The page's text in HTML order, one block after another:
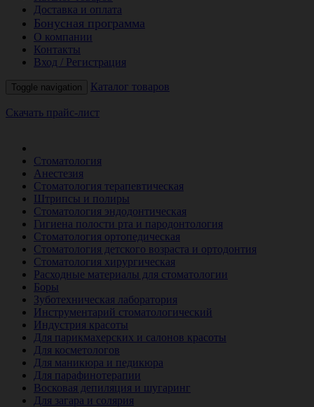
Доставка и оплата
Бонусная программа
О компании
Контакты
Вход / Регистрация
Toggle navigation Каталог товаров
Скачать прайс-лист
Стоматология
Анестезия
Стоматология терапевтическая
Штрипсы и полиры
Стоматология эндодонтическая
Гигиена полости рта и пародонтология
Стоматология ортопедическая
Стоматология детского возраста и ортодонтия
Стоматология хирургическая
Расходные материалы для стоматологии
Боры
Зуботехническая лаборатория
Инструментарий стоматологический
Индустрия красоты
Для парикмахерских и салонов красоты
Для косметологов
Для маникюра и педикюра
Для парафинотерапии
Восковая депиляция и шугаринг
Для загара и солярия